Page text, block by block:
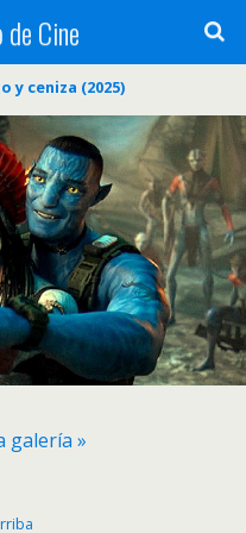
Cine
y ceniza (2025)
galería »